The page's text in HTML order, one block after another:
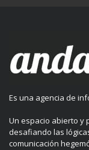
Es una agencia de
Un espacio abierto y
desafiando las
comunicación